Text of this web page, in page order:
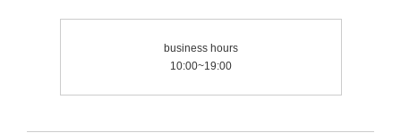
business hours
10:00~19:00